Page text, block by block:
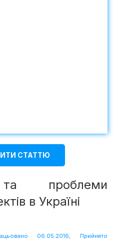
СТАТТЮ
та проблеми
в Україні
06.05.2016, Прийнято